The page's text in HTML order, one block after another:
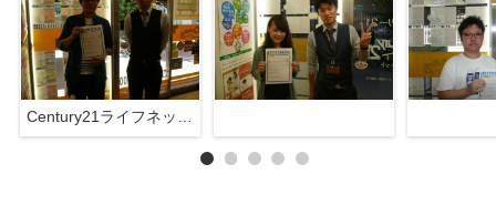
Century21ライフネット新大阪店